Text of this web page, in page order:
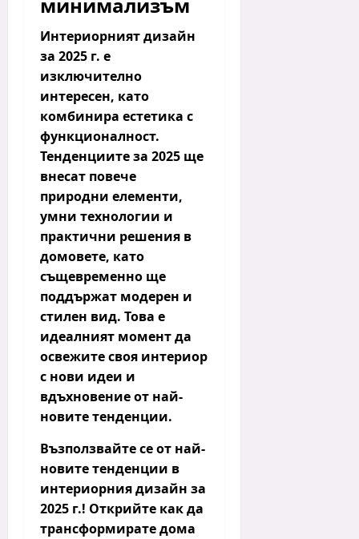
минимализъм
Интериорният дизайн
за 2025 г. е
изключително
интересен, като
комбинира естетика с
функционалност.
Тенденциите за 2025 ще
внесат повече
природни елементи,
умни технологии и
практични решения в
домовете, като
същевременно ще
поддържат модерен и
стилен вид. Това е
идеалният момент да
освежите своя интериор
с нови идеи и
вдъхновение от най-
новите тенденции.
Възползвайте се от най-
новите тенденции в
интериорния дизайн за
2025 г.! Открийте как да
трансформирате дома